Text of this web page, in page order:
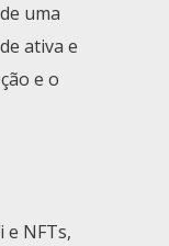
uma
ativa e
e o
e NFTs,